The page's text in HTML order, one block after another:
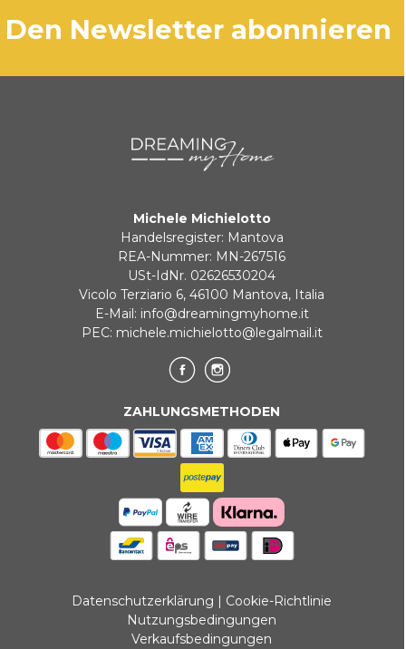
den Newsletter abonnieren
Michele Michielotto
Handelsregister: Mantova
REA-Nummer: MN-267516
USt-IdNr. 02626530204
Vicolo Terziario 6, 46100 Mantova, Italia
E-Mail: info@dreamingmyhome.it
PEC: michele.michielotto@legalmail.it
ZAHLUNGSMETHODEN
Datenschutzerklärung | Cookie-Richtlinie
Nutzungsbedingungen
Verkaufsbedingungen